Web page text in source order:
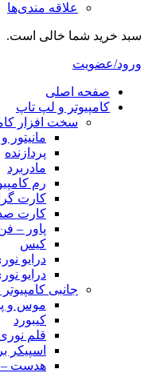
علاقه مندی‌ها
سبد خرید شما خالی است.
ورود/عضویت
صفحه اصلی
کامپیوتر و‌‌‌‌‌ لپ تاپ
سخت افزار
مانیتور و
پردازنده
مادربرد
رم
کارت
کارت
پاور –
کیس
درایو
درایو
جانبی
موس و
کیبورد
قلم
اسپیکر
هدست –